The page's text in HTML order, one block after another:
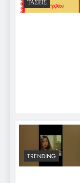
ΤΆΣΕΙΣ
TRENDING